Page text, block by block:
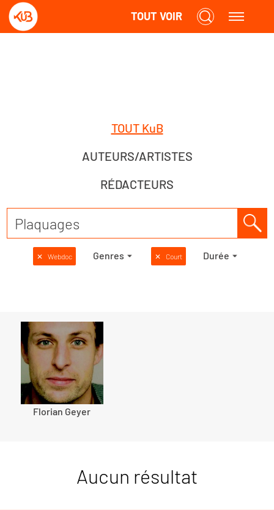
TOUT VOIR
TOUT KuB
AUTEURS/ARTISTES
RÉDACTEURS
✕ Webdoc Genres ✕ Court Durée
Florian Geyer
Aucun résultat